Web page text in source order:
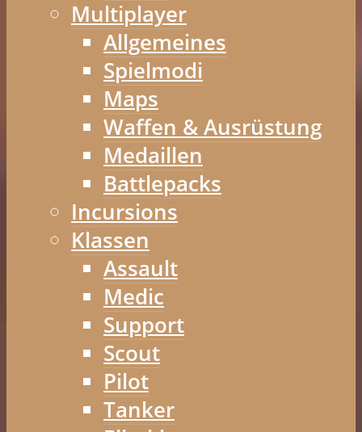
Multiplayer
Allgemeines
Spielmodi
Maps
Waffen & Ausrüstung
Medaillen
Battlepacks
Incursions
Klassen
Assault
Medic
Support
Scout
Pilot
Tanker